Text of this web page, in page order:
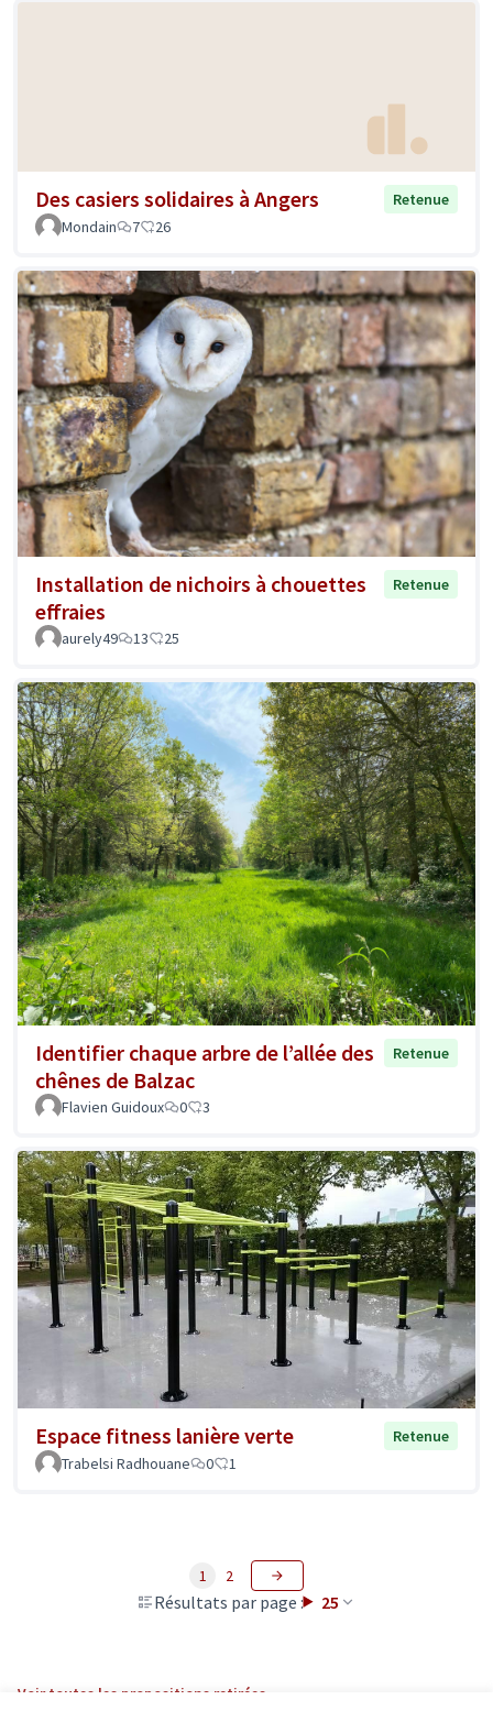
Des casiers solidaires à Angers
Retenue
Mondain
7 26
Installation de nichoirs à chouettes
effraies
Retenue
aurely49 13 25
Identifier chaque arbre de l’allée des
chênes de Balzac
Retenue
Flavien Guidoux 0 3
Espace fitness lanière verte
Retenue
Trabelsi Radhouane
0 1
Résultats par page : 25
1 2
Voir toutes les propositions retirées